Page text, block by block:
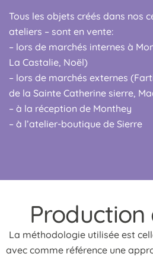
Tous les objets créés dans nos
ateliers – sont en vente:
– lors de marchés internes à
La Castalie, Noël)
– lors de marchés externes
de la Sainte Catherine sierre,
– à la réception de Monthey
– à l’atelier-boutique de Sierre
Production
La méthodologie utilisée est
avec comme référence une